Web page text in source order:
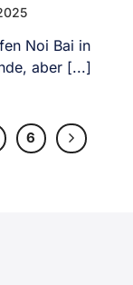
Noi Bai in
aber [...]
6